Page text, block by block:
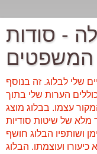
- סודות
המשפטים
שלי לבלוג. זה בנוסף
הערות שלי בתוך
עצמו. בבלוג מוצג
של שיטות סודיות
ושותפיו הבלוג חושף
ועוצמתו. הבלוג